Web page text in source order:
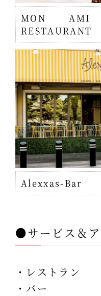
MON AMI
RESTAURANT
Alexxas-Bar
●サービス＆ア
・レストラン
・バー